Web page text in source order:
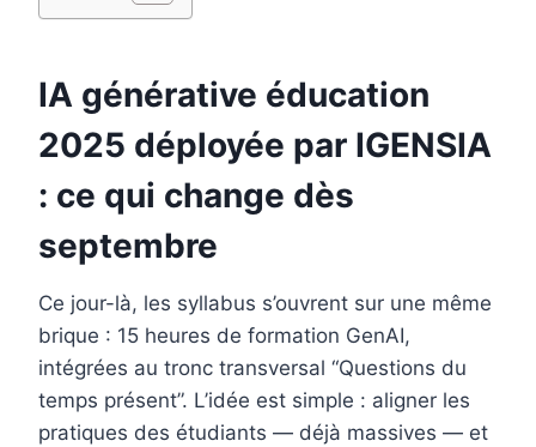
IA générative éducation
2025 déployée par IGENSIA
: ce qui change dès
septembre
Ce jour-là, les syllabus s’ouvrent sur une même
brique : 15 heures de formation GenAI,
intégrées au tronc transversal “Questions du
temps présent”. L’idée est simple : aligner les
pratiques des étudiants — déjà massives — et